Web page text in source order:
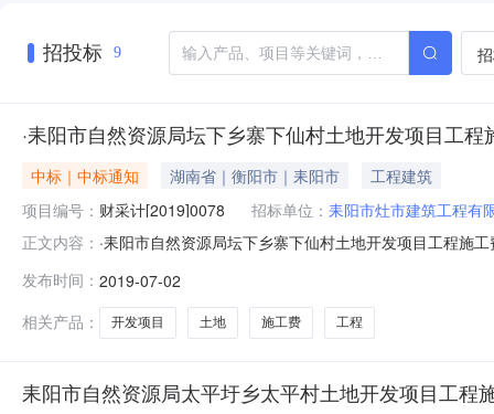
招投标 9
·耒阳市自然资源局坛下乡寨下仙村土地开发项目工程
中标｜中标通知 湖南省｜衡阳市｜耒阳市
工程建筑
项目编号： 财采计[2019]0078 招标单位： 耒阳市灶市建筑工程有
正文内容： ·耒阳市自然资源局坛下乡寨下仙村土地开发项目工程施
号：耒财采计[2019]00782、采购代理编号：HZY-CG-
推荐意见评
发布时间： 2019-07-02
相关产品：
开发项目 土地 施工费 工程
耒阳市自然资源局太平圩乡太平村土地开发项目工程